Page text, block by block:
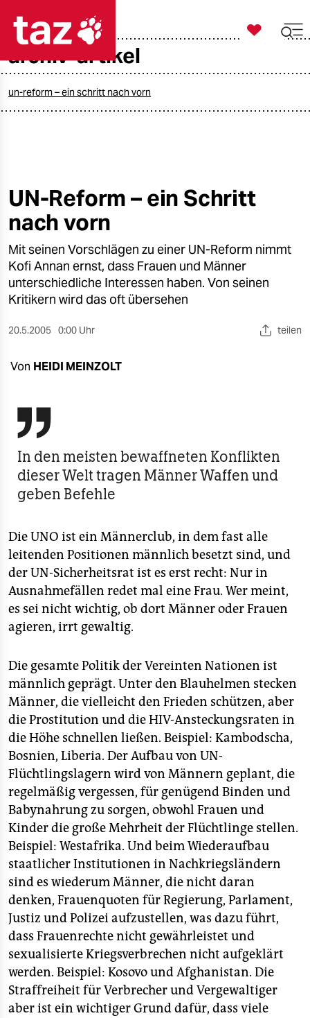
taz zahl ich
öko
gesellschaft
kultur
sport
wahrheit
verlag
verlag
veranstaltungen
unterstützen
abo
genossenschaft
epaper login

taz zahl ich
archiv-artikel
un-reform – ein schritt nach vorn
UN-Reform – ein Schritt
nach vorn
Mit seinen Vorschlägen zu einer UN-Reform nimmt
Kofi Annan ernst, dass Frauen und Männer
unterschiedliche Interessen haben. Von seinen
Kritikern wird das oft übersehen
20.5.2005 0:00 Uhr teilen
Von HEIDI MEINZOLT

In den meisten bewaffneten Konflikten
dieser Welt tragen Männer Waffen und
geben Befehle
Die UNO ist ein Männerclub, in dem fast alle
leitenden Positionen männlich besetzt sind, und
der UN-Sicherheitsrat ist es erst recht: Nur in
Ausnahmefällen redet mal eine Frau. Wer meint,
es sei nicht wichtig, ob dort Männer oder Frauen
agieren, irrt gewaltig.
Die gesamte Politik der Vereinten Nationen ist
männlich geprägt. Unter den Blauhelmen stecken
Männer, die vielleicht den Frieden schützen, aber
die Prostitution und die HIV-Ansteckungsraten in
die Höhe schnellen ließen. Beispiel: Kambodscha,
Bosnien, Liberia. Der Aufbau von UN-
Flüchtlingslagern wird von Männern geplant, die
regelmäßig vergessen, für genügend Binden und
Babynahrung zu sorgen, obwohl Frauen und
Kinder die große Mehrheit der Flüchtlinge stellen.
Beispiel: Westafrika. Und beim Wiederaufbau
staatlicher Institutionen in Nachkriegsländern
sind es wiederum Männer, die nicht daran
denken, Frauenquoten für Regierung, Parlament,
Justiz und Polizei aufzustellen, was dazu führt,
dass Frauenrechte nicht gewährleistet und
sexualisierte Kriegsverbrechen nicht aufgeklärt
werden. Beispiel: Kosovo und Afghanistan. Die
Straffreiheit für Verbrecher und Vergewaltiger
aber ist ein wichtiger Grund dafür, dass viele